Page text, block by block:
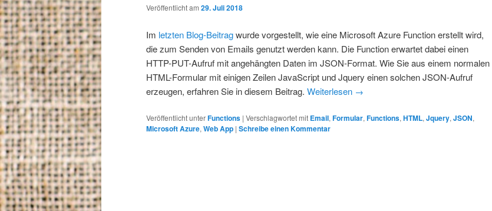
Veröffentlicht am 29. Juli 2018
Im letzten Blog-Beitragwurde vorgestellt, wie eine Microsoft Azure Function erstellt wird,
die zum Senden von Emails genutzt werden kann. Die Function erwartet dabei einen
HTTP-PUT-Aufruf mit angehängten Daten im JSON-Format. Wie Sie aus einem normalen
HTML-Formular mit einigen Zeilen JavaScript und Jquery einen solchen JSON-Aufruf
erzeugen, erfahren Sie in diesem Beitrag. Weiterlesen →
Veröffentlicht unterFunctions | Verschlagwortet mit Email, Formular, Functions, HTML, Jquery, JSON,
Microsoft Azure, Web App | Schreibe einen Kommentar